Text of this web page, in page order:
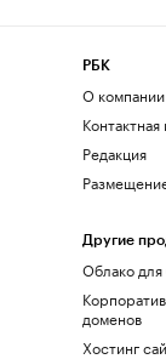
РБК
О компании
Редакция
Другие
Облако для
доменов
Хостинг